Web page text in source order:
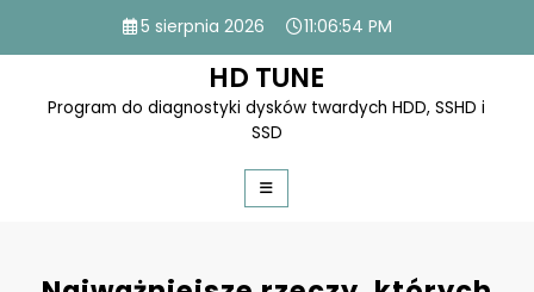
content
5 sierpnia 2026 11:06:54 PM
HD TUNE
Program do diagnostyki dysków twardych HDD, SSHD i
SSD